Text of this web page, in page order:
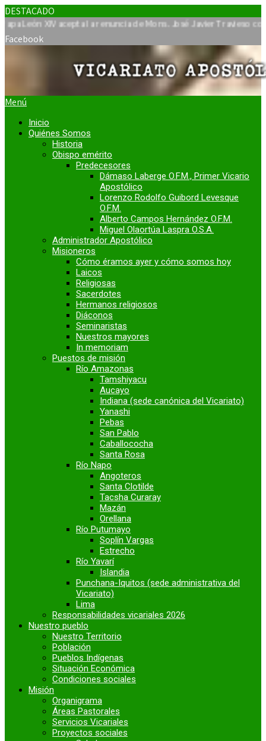
DESTACADO
XIV acepta la renuncia de Mons. José Javier Travieso como
Facebook
Menú
Inicio
Quiénes Somos
Historia
Obispo emérito
Predecesores
Dámaso Laberge O.F.M., Primer Vicario
Apostólico
Lorenzo Rodolfo Guibord Levesque
O.F.M.
Alberto Campos Hernández O.F.M.
Miguel Olaortúa Laspra O.S.A.
Administrador Apostólico
Misioneros
Cómo éramos ayer y cómo somos hoy
Laicos
Religiosas
Sacerdotes
Hermanos religiosos
Diáconos
Seminaristas
Nuestros mayores
In memoriam
Puestos de misión
Río Amazonas
Tamshiyacu
Aucayo
Indiana (sede canónica del Vicariato)
Yanashi
Pebas
San Pablo
Caballococha
Santa Rosa
Río Napo
Angoteros
Santa Clotilde
Tacsha Curaray
Mazán
Orellana
Río Putumayo
Soplín Vargas
Estrecho
Río Yavarí
Islandia
Punchana-Iquitos (sede administrativa del
Vicariato)
Lima
Responsabilidades vicariales 2026
Nuestro pueblo
Nuestro Territorio
Población
Pueblos Indígenas
Situación Económica
Condiciones sociales
Misión
Organigrama
Áreas Pastorales
Servicios Vicariales
Proyectos sociales